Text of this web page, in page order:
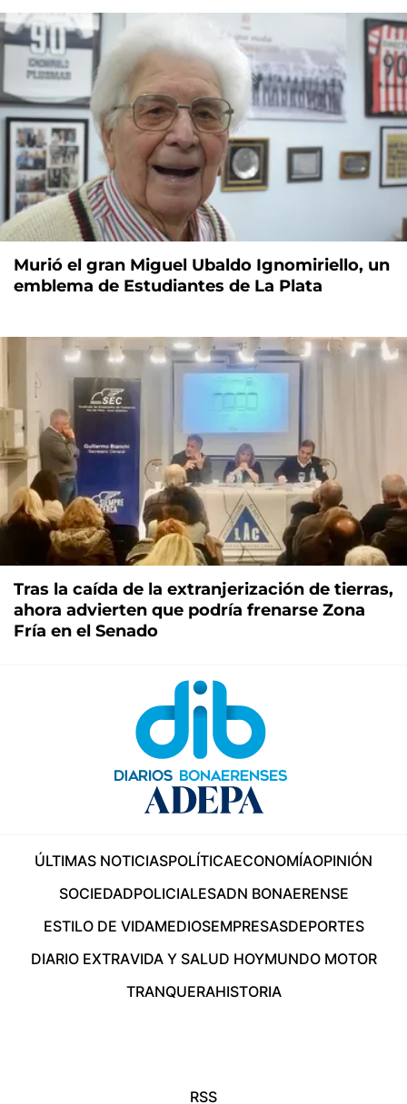
Murió el gran Miguel Ubaldo Ignomiriello, un
emblema de Estudiantes de La Plata
Tras la caída de la extranjerización de tierras,
ahora advierten que podría frenarse Zona
Fría en el Senado
ÚLTIMAS NOTICIASPOLÍTICAECONOMÍAOPINIÓN
SOCIEDADPOLICIALESADN BONAERENSE
ESTILO DE VIDAMEDIOSEMPRESASDEPORTES
DIARIO EXTRAVIDA Y SALUD HOYMUNDO MOTOR
TRANQUERAHISTORIA
RSS